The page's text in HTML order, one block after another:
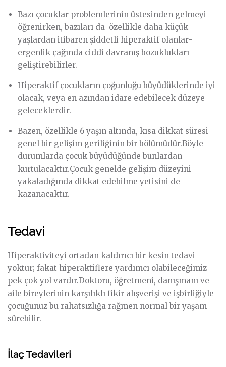
Bazı çocuklar problemlerinin üstesinden gelmeyi
öğrenirken, bazıları da özellikle daha küçük
yaşlardan itibaren şiddetli hiperaktif olanlar-
ergenlik çağında ciddi davranış bozuklukları
geliştirebilirler.
Hiperaktif çocukların çoğunluğu büyüdüklerinde iyi
olacak, veya en azından idare edebilecek düzeye
geleceklerdir.
Bazen, özellikle 6 yaşın altında, kısa dikkat süresi
genel bir gelişim geriliğinin bir bölümüdür.Böyle
durumlarda çocuk büyüdüğünde bunlardan
kurtulacaktır.Çocuk genelde gelişim düzeyini
yakaladığında dikkat edebilme yetisini de
kazanacaktır.
Tedavi
Hiperaktiviteyi ortadan kaldırıcı bir kesin tedavi
yoktur; fakat hiperaktiflere yardımcı olabileceğimiz
pek çok yol vardır.Doktoru, öğretmeni, danışmanı ve
aile bireylerinin karşılıklı fikir alışverişi ve işbirliğiyle
çocuğunuz bu rahatsızlığa rağmen normal bir yaşam
sürebilir.
İlaç Tedavileri